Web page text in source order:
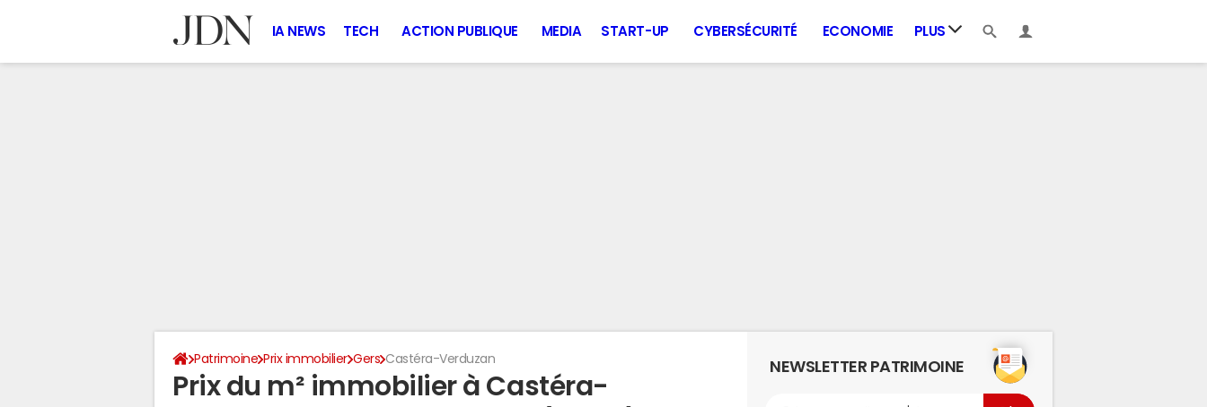
IA NEWS TECH ACTION PUBLIQUE MEDIA START-UP CYBERSÉCURITÉ ECONOMIE PLUS
Patrimoine Prix immobilier Gers Castéra-Verduzan
Prix du m² immobilier à Castéra-
NEWSLETTER PATRIMOINE